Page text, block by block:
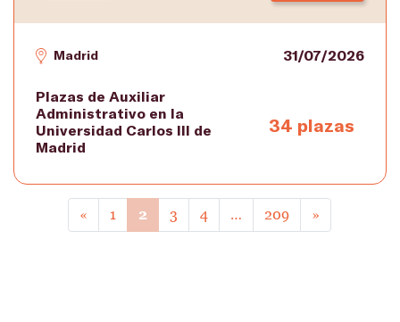
Madrid 31/07/2026
Plazas de Auxiliar
Administrativo en la
Universidad Carlos III de
Madrid
34 plazas
« 1 2 3 4 … 209 »